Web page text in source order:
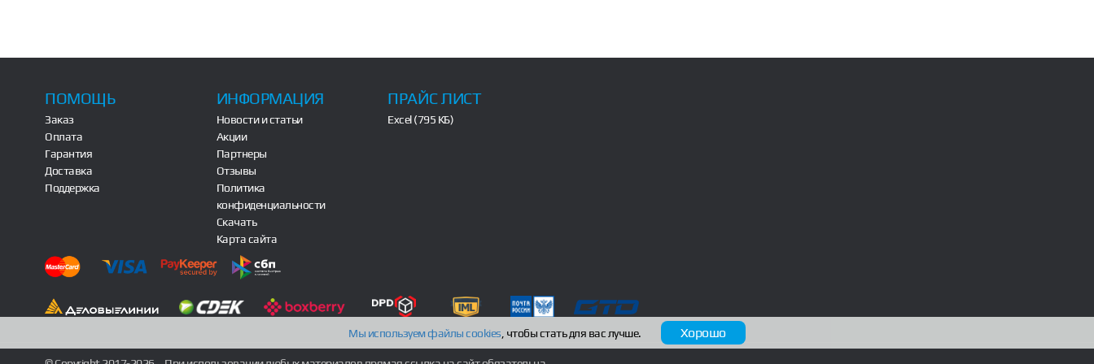
ПОМОЩЬ
Заказ
Оплата
Гарантия
Доставка
Поддержка
ИНФОРМАЦИЯ
Новости и статьи
Акции
Партнеры
Отзывы
Политика
конфиденциальности
Скачать
Карта сайта
ПРАЙС ЛИСТ
Excel (795 КБ)
Мы используем файлыcookies , чтобы стать для вас лучше. Хорошо